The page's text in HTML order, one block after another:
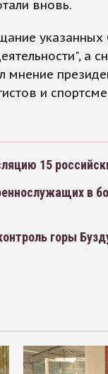
вновь.
а
и
15
в
горы